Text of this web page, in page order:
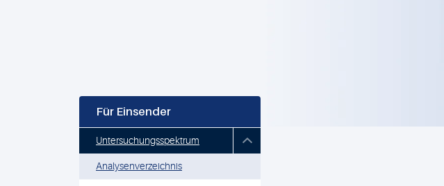
Für Einsender
Untersuchungsspektrum
Analysenverzeichnis